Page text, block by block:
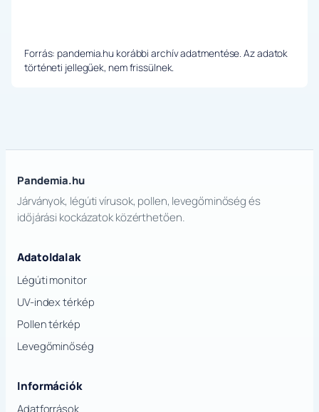
Forrás: pandemia.hu korábbi archív adatmentése. Az adatok
történeti jellegűek, nem frissülnek.
Pandemia.hu
Járványok, légúti vírusok, pollen, levegőminőség és
időjárási kockázatok közérthetően.
Adatoldalak
Légúti monitor
UV-index térkép
Pollen térkép
Levegőminőség
Információk
Adatforrások